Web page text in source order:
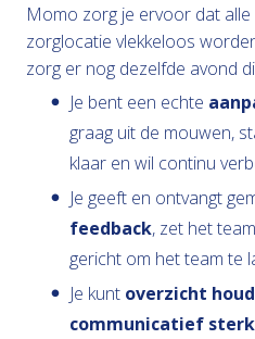
Momo zorg je ervoor dat
zorglocatie vlekkeloos
zorg er nog dezelfde avond
Je bent een echte
graag uit de mouwen,
klaar en wil continu
Je geeft en ontvangt
feedback, zet het
gericht om het team te
Je kunt overzicht
communicatief sterk